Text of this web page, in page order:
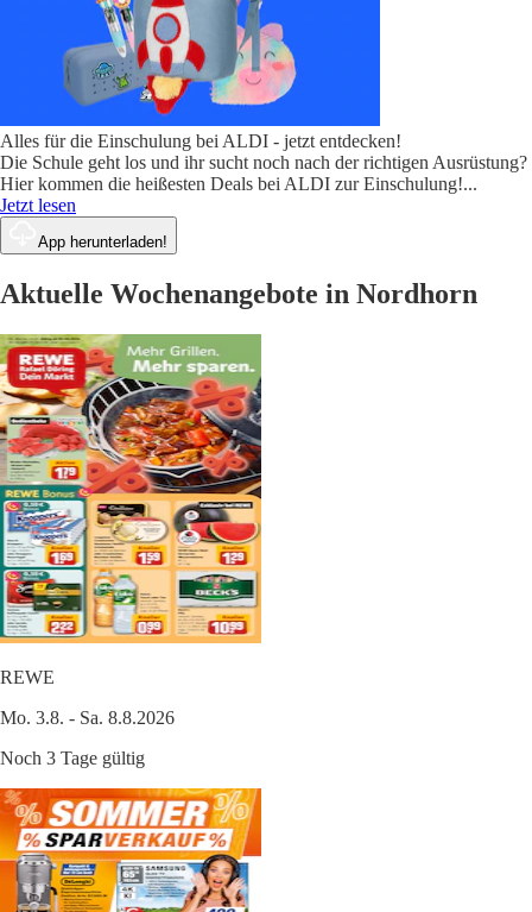
Alles für die Einschulung bei ALDI - jetzt entdecken!
Die Schule geht los und ihr sucht noch nach der richtigen Ausrüstung?
Hier kommen die heißesten Deals bei ALDI zur Einschulung!...
Jetzt lesen
App herunterladen!
Aktuelle Wochenangebote in Nordhorn
REWE
Mo. 3.8. - Sa. 8.8.2026
Noch 3 Tage gültig